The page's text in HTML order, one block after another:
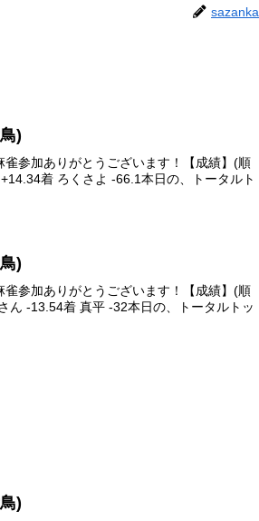
sazanka
)
参加ありがとうございます！【成績】(順
着 ろくさよ -66.1本日の、トータルト
)
参加ありがとうございます！【成績】(順
ん -13.54着 真平 -32本日の、トータルトッ
)